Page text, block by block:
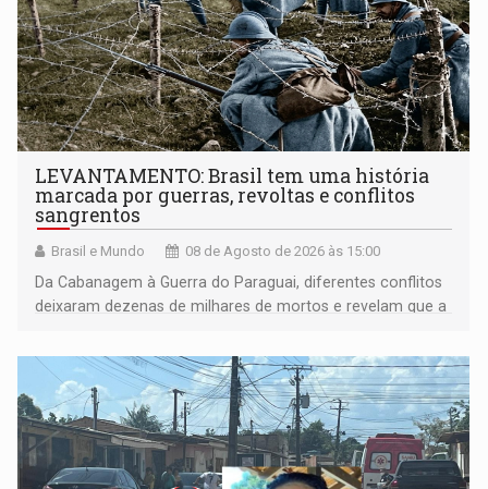
LEVANTAMENTO: Brasil tem uma história
marcada por guerras, revoltas e conflitos
sangrentos
Brasil e Mundo 08 de Agosto de 2026 às 15:00
Da Cabanagem à Guerra do Paraguai, diferentes conflitos
deixaram dezenas de milhares de mortos e revelam que a
territoriais e sociais